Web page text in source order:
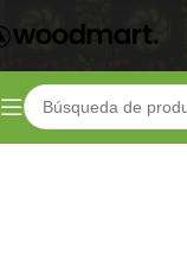
Inicio Shop Fertilizantes